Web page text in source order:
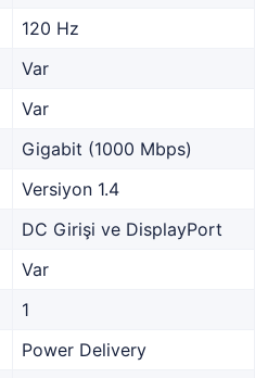
120 Hz
Var
Var
Gigabit (1000 Mbps)
Versiyon 1.4
DC Girişi ve DisplayPort
Var
1
Power Delivery